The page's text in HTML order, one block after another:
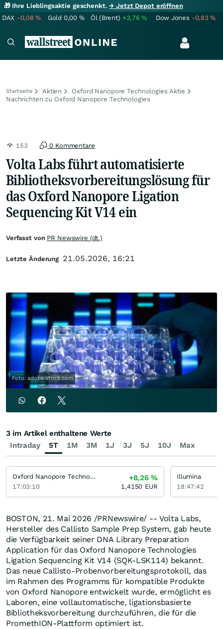
🎁 Ihre Lieblingsaktie geschenkt.→ Jetzt Depot eröffnen
DAX -0,08% Gold 0,00 % Öl (Brent) +3,76% Dow Jones -0,83%
Startseite Aktien
Oxford Nanopore Technologies Aktie
Nachrichten zu Oxford Nanopore Technologies
153 0 Kommentare
Volta Labs führt automatisierte
Bibliotheksvorbereitungslösung für
das Oxford Nanopore Ligation
Sequencing Kit V14 ein
Foto: adobe.stock.com
BOSTON, 21. Mai 2026 /PRNewswire/ -- Volta Labs,
Hersteller des Callisto Sample Prep System, gab heute
die Verfügbarkeit seiner DNA Library Preparation
Application für das Oxford Nanopore Technologies
Ligation Sequencing Kit V14 (SQK-LSK114) bekannt.
Das neue Callisto-Probenvorbereitungsprotokoll, das
im Rahmen des Programms für kompatible Produkte
von Oxford Nanopore entwickelt wurde, ermöglicht es
Laboren, eine vollautomatische, ligationsbasierte
Bibliotheksvorbereitung durchzuführen, die für die
PromethION-Plattform optimiert ist.
Verfasst von PR Newswire (dt.)
Letzte Änderung 21.05.2026, 16:21
Intraday 5T 1M 3M 1J 3J 5J 10J Max
3 im Artikel enthaltene Werte
Oxford Nanopore Technologies
17:03:10
+8,26%
1,4150 EUR
Illumina
18:47:42